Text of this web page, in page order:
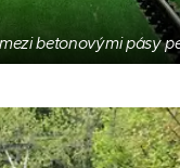
betonovými pásy